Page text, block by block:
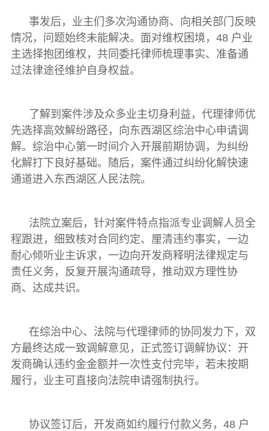
事发后，业主们多次沟通协商、向相关部门反映
情况，问题始终未能解决。面对维权困境，48 户业
主选择抱团维权，共同委托律师梳理事实、准备通
过法律途径维护自身权益。
了解到案件涉及众多业主切身利益，代理律师优
先选择高效解纷路径，向东西湖区综治中心申请调
解。综治中心第一时间介入开展前期协调，为纠纷
化解打下良好基础。随后，案件通过纠纷化解快速
通道进入东西湖区人民法院。
法院立案后，针对案件特点指派专业调解人员全
程跟进，细致核对合同约定、厘清违约事实，一边
耐心倾听业主诉求，一边向开发商释明法律规定与
责任义务，反复开展沟通疏导，推动双方理性协
商、达成共识。
在综治中心、法院与代理律师的协同发力下，双
方最终达成一致调解意见，正式签订调解协议：开
发商确认违约金金额并一次性支付完毕，若未按期
履行，业主可直接向法院申请强制执行。
协议签订后，开发商如约履行付款义务，48 户